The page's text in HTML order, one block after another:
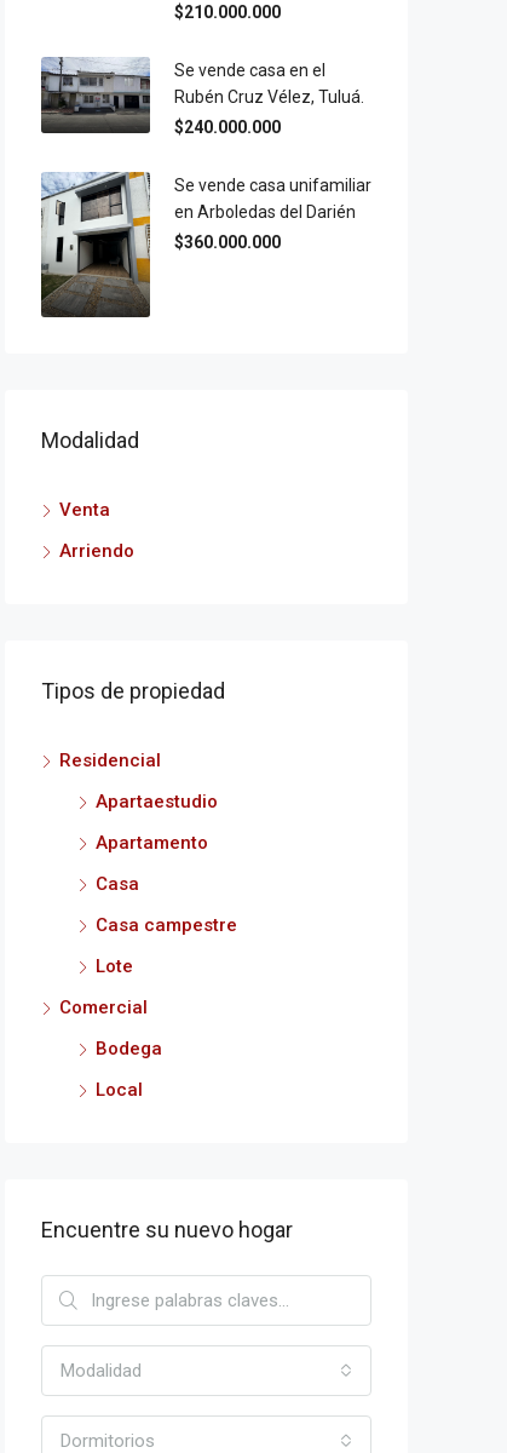
$210.000.000
Se vende casa en el
Rubén Cruz Vélez, Tuluá.
$240.000.000
Se vende casa unifamiliar
en Arboledas del Darién
$360.000.000
Modalidad
Venta
Arriendo
Tipos de propiedad
Residencial
Apartaestudio
Apartamento
Casa
Casa campestre
Lote
Comercial
Bodega
Local
Encuentre su nuevo hogar
Modalidad
Dormitorios